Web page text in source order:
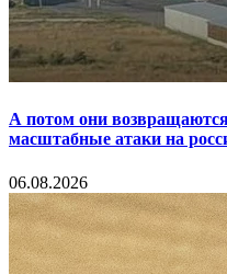
А потом они
масштабные атаки на
06.08.2026